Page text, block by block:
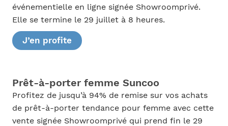
événementielle en ligne signée Showroomprivé.
Elle se termine le 29 juillet à 8 heures.
J’en profite
Prêt-à-porter femme Suncoo
Profitez de jusqu’à 94% de remise sur vos achats
de prêt-à-porter tendance pour femme avec cette
vente signée Showroomprivé qui prend fin le 29